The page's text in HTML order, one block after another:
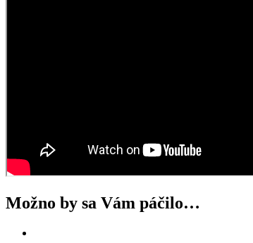
Možno by sa Vám páčilo…